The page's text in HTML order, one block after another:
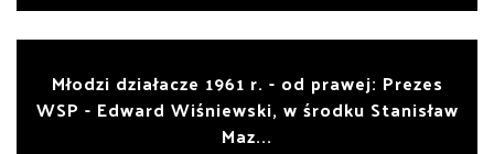
Młodzi działacze 1961 r. - od prawej: Prezes
WSP - Edward Wiśniewski, w środku Stanisław
Maz...